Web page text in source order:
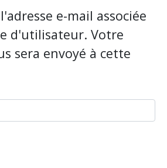
e-mail associée
d'utilisateur. Votre
sera envoyé à cette